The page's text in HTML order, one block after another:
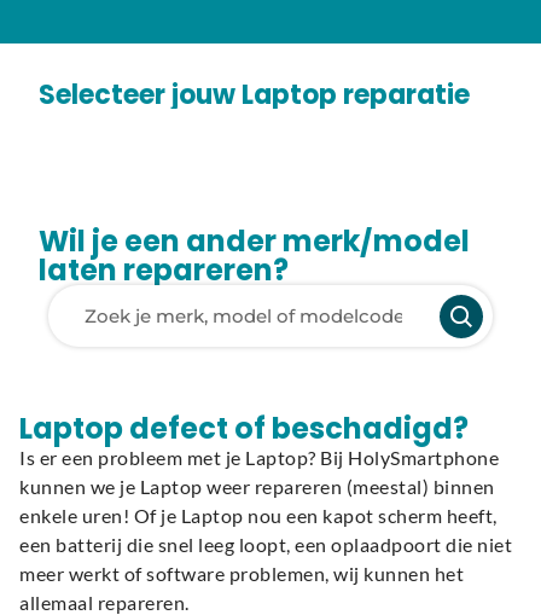
Selecteer jouw Laptop reparatie
Wil je een ander merk/model
laten repareren?
Laptop defect of beschadigd?
Is er een probleem met je Laptop? Bij HolySmartphone
kunnen we je Laptop weer repareren (meestal) binnen
enkele uren! Of je Laptop nou een kapot scherm heeft,
een batterij die snel leeg loopt, een oplaadpoort die niet
meer werkt of software problemen, wij kunnen het
allemaal repareren.